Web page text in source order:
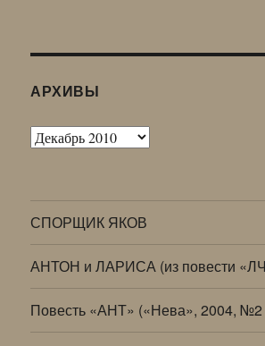
АРХИВЫ
Архивы
СПОРЩИК ЯКОВ
АНТОН и ЛАРИСА (из повести
Повесть «АНТ» («Нева», 2004, №2